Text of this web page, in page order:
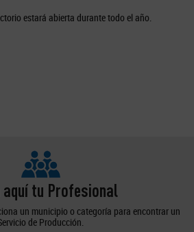
estará abierta durante todo el año.
aquí tu Profesional
un municipio o categoría para encontrar un
de Producción.